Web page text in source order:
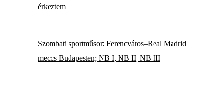
érkeztem
Szombati sportműsor: Ferencváros–Real Madrid
meccs Budapesten; NB I, NB II, NB III